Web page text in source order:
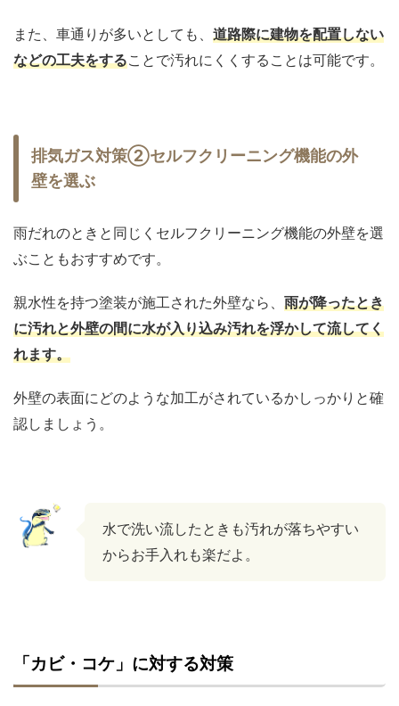
また、車通りが多いとしても、 道路際に建物を配置しない
などの工夫をすることで汚れにくくすることは可能です。
排気ガス対策②セルフクリーニング機能の外
壁を選ぶ
雨だれのときと同じくセルフクリーニング機能の外壁を選
ぶこともおすすめです。
親水性を持つ塗装が施工された外壁なら、 雨が降ったとき
に汚れと外壁の間に水が入り込み汚れを浮かして流してく
れます。
外壁の表面にどのような加工がされているかしっかりと確
認しましょう。
水で洗い流したときも汚れが落ちやすい
からお手入れも楽だよ。
「カビ・コケ」に対する対策